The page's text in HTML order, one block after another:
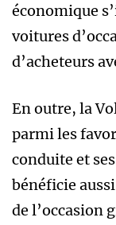
économique
voitures
d’acheteurs
En outre, la
parmi les
conduite et
bénéficie
de l’occasion